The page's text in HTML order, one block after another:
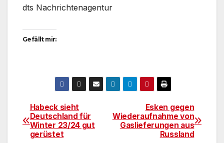
dts Nachrichtenagentur
Gefällt mir:
BeitragsnavigationEsken gegen
Wiederaufnahme von
Gaslieferungen aus
Russland
Habeck sieht
Deutschland für
Winter 23/24 gut
gerüstet